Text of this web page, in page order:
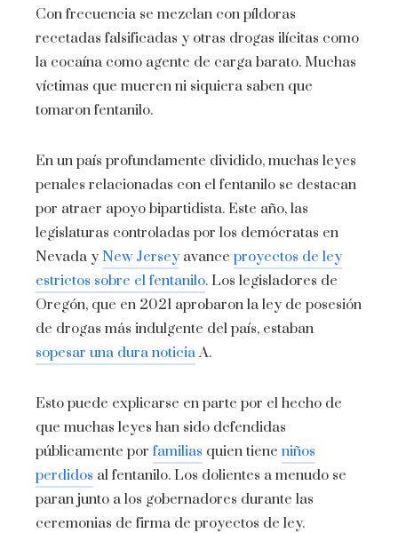
Con frecuencia se mezclan con píldoras
recetadas falsificadas y otras drogas ilícitas como
la cocaína como agente de carga barato. Muchas
víctimas que mueren ni siquiera saben que
tomaron fentanilo.
En un país profundamente dividido, muchas leyes
penales relacionadas con el fentanilo se destacan
por atraer apoyo bipartidista. Este año, las
legislaturas controladas por los demócratas en
Nevada y New Jersey avance proyectos de ley
estrictos sobre el fentanilo. Los legisladores de
Oregón, que en 2021 aprobaron la ley de posesión
de drogas más indulgente del país, estaban
sopesar una dura noticiaA.
Esto puede explicarse en parte por el hecho de
que muchas leyes han sido defendidas
públicamente por familias quien tiene niños
perdidos al fentanilo. Los dolientes a menudo se
paran junto a los gobernadores durante las
ceremonias de firma de proyectos de ley.